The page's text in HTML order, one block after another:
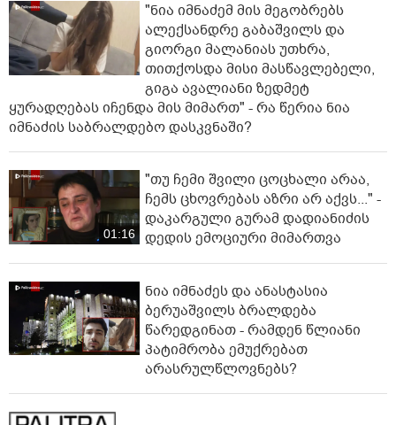
"ნია იმნაძემ მის მეგობრებს
ალექსანდრე გაბაშვილს და
გიორგი მალანიას უთხრა,
თითქოსდა მისი მასწავლებელი,
გიგა ავალიანი ზედმეტ
ყურადღებას იჩენდა მის მიმართ" - რა წერია ნია
იმნაძის საბრალდებო დასკვნაში?
01:16
"თუ ჩემი შვილი ცოცხალი არაა,
ჩემს ცხოვრებას აზრი არ აქვს..." -
დაკარგული გურამ დადიანიძის
დედის ემოციური მიმართვა
ნია იმნაძეს და ანასტასია
ბერუაშვილს ბრალდება
წარედგინათ - რამდენ წლიანი
პატიმრობა ემუქრებათ
არასრულწლოვნებს?